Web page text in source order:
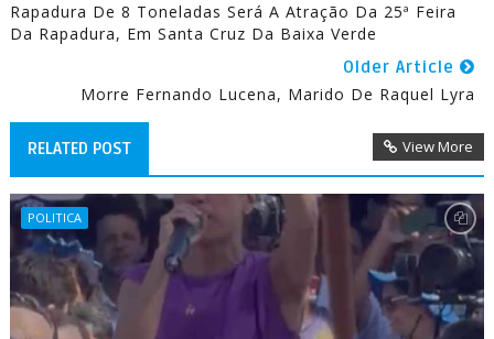
Rapadura De 8 Toneladas Será A Atração Da 25ª Feira
Da Rapadura, Em Santa Cruz Da Baixa Verde
Older Article
Morre Fernando Lucena, Marido De Raquel Lyra
RELATED POST View More
POLITICA